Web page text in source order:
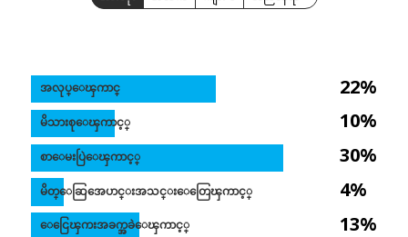
22%
10%
30%
4%
13%
အလုပ္ေၾကာင္
မိသားစုေၾကာင့္
စာေမးပြဲေၾကာင့္
မိတ္ေဆြအေပာင္းအသင္းေတြေၾကာင့္
ေငြေၾကးအခက္အခဲေၾကာင့္